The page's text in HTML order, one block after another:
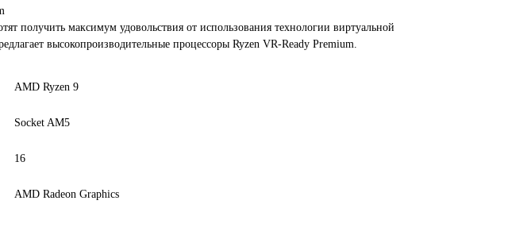
получить максимум удовольствия от использования технологии виртуальной
высокопроизводительные процессоры Ryzen VR-Ready Premium.
AMD Ryzen 9
Socket AM5
16
AMD Radeon Graphics